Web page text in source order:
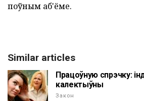
поўным аб'ёме.
Similar articles
Працоўную спрэчку:
калектыўны
Закон